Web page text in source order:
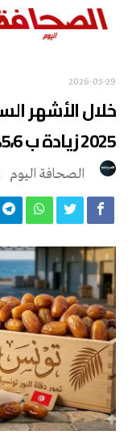
2026-05-29
2025 زيادة ب 5،6% في كمية التمور المصدرة